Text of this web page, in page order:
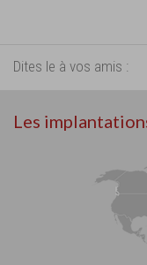
Dites le à vos amis :
Les